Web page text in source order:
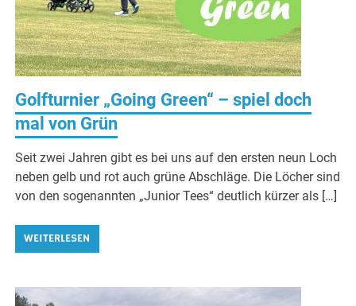
Golfturnier „Going Green“ – spiel doch
mal von Grün
Seit zwei Jahren gibt es bei uns auf den ersten neun Loch
neben gelb und rot auch grüne Abschläge. Die Löcher sind
von den sogenannten „Junior Tees“ deutlich kürzer als […]
WEITERLESEN